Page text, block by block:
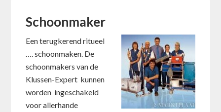
Schoonmaker
Een terugkerend ritueel
…. schoonmaken. De
schoonmakers van de
Klussen-Expert kunnen
worden ingeschakeld
voor allerhande